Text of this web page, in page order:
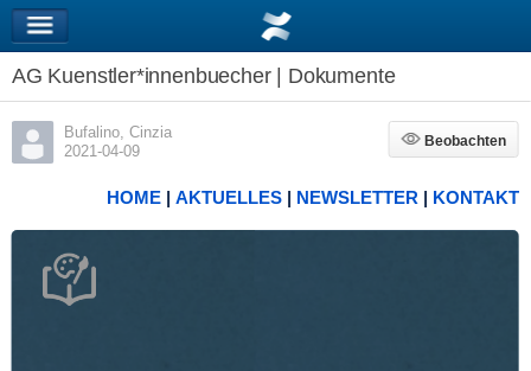
AG Kuenstler*innenbuecher | Dokumente
Bufalino, Cinzia
2021-04-09
Beobachten
Beobachten
HOME| AKTUELLES| NEWSLETTER | KONTAKT